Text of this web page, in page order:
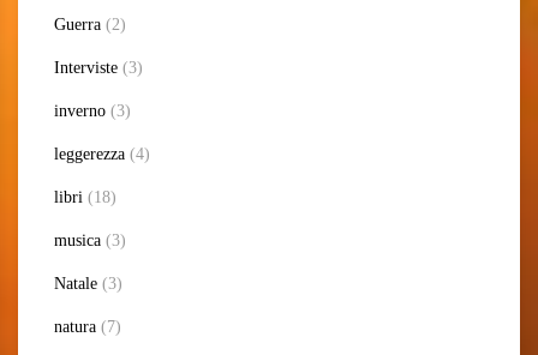
Guerra (2)
Interviste (3)
inverno (3)
leggerezza (4)
libri (18)
musica (3)
Natale (3)
natura (7)